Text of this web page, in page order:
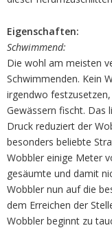
Eigenschaften:
Schwimmend:
Die wohl am meisten
Schwimmenden. Kein
irgendwo
Gewässern fischt. Das
Druck reduziert der
besonders beliebte
Wobbler einige Meter
gesäumte und damit
Wobbler nun auf die
dem Erreichen der
Wobbler beginnt zu